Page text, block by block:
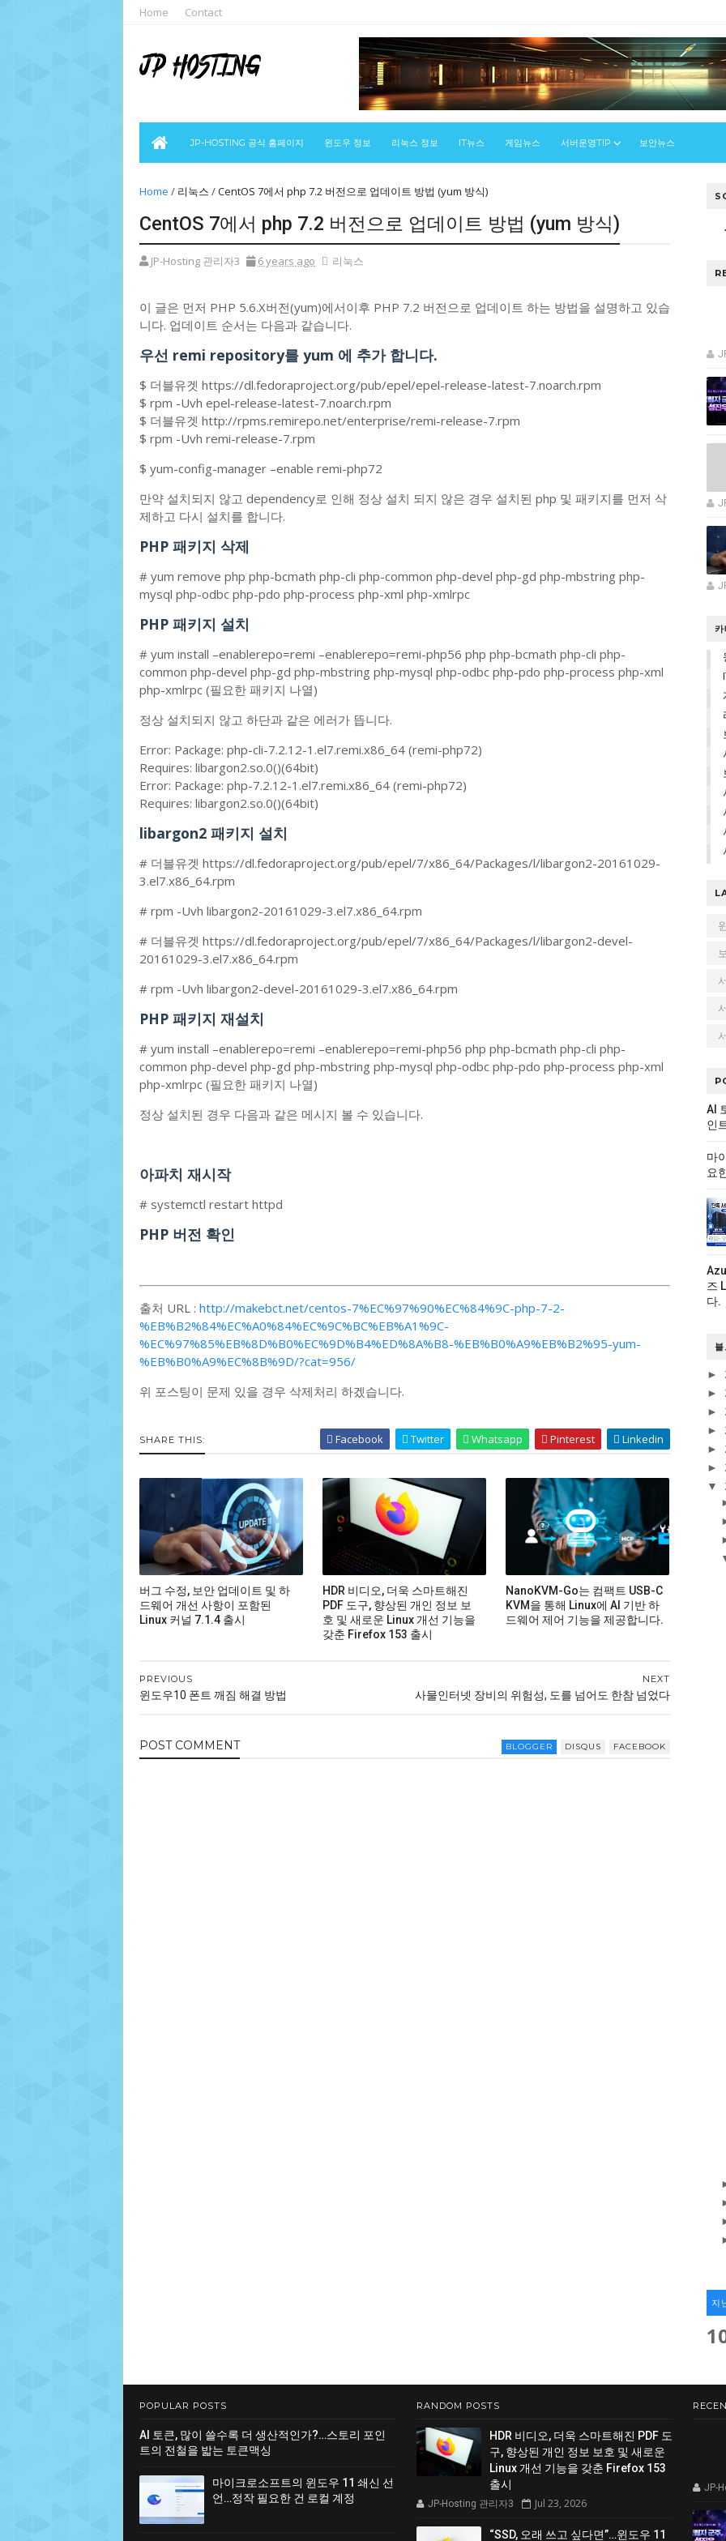
Home Contact
JP-HOSTING 공식 홈페이지 윈도우 정보 리눅스 정보 IT뉴스 게임뉴스 서버운영TIP 보안뉴스
Home / 리눅스 /CentOS 7에서 php 7.2 버전으로 업데이트 방법 (yum 방식)
CentOS 7에서 php 7.2 버전으로 업데이트 방법 (yum 방식)
JP-Hosting 관리자3 6 years ago 리눅스
이 글은 먼저 PHP 5.6.X버전(yum)에서이후 PHP 7.2 버전으로 업데이트 하는 방법을 설명하고 있습
니다. 업데이트 순서는 다음과 같습니다.
우선 remi repository를 yum 에 추가 합니다.
$ 더블유겟 https://dl.fedoraproject.org/pub/epel/epel-release-latest-7.noarch.rpm
$ rpm -Uvh epel-release-latest-7.noarch.rpm
$ 더블유겟 http://rpms.remirepo.net/enterprise/remi-release-7.rpm
$ rpm -Uvh remi-release-7.rpm
$ yum-config-manager –enable remi-php72
만약 설치되지 않고 dependency로 인해 정상 설치 되지 않은 경우 설치된 php 및 패키지를 먼저 삭
제하고 다시 설치를 합니다.
PHP 패키지 삭제
# yum remove php php-bcmath php-cli php-common php-devel php-gd php-mbstring php-
mysql php-odbc php-pdo php-process php-xml php-xmlrpc
PHP 패키지 설치
# yum install –enablerepo=remi –enablerepo=remi-php56 php php-bcmath php-cli php-
common php-devel php-gd php-mbstring php-mysql php-odbc php-pdo php-process php-xml
php-xmlrpc (필요한 패키지 나열)
정상 설치되지 않고 하단과 같은 에러가 뜹니다.
Error: Package: php-cli-7.2.12-1.el7.remi.x86_64 (remi-php72)
Requires: libargon2.so.0()(64bit)
Error: Package: php-7.2.12-1.el7.remi.x86_64 (remi-php72)
Requires: libargon2.so.0()(64bit)
libargon2 패키지 설치
# 더블유겟 https://dl.fedoraproject.org/pub/epel/7/x86_64/Packages/l/libargon2-20161029-
3.el7.x86_64.rpm
# rpm -Uvh libargon2-20161029-3.el7.x86_64.rpm
# 더블유겟 https://dl.fedoraproject.org/pub/epel/7/x86_64/Packages/l/libargon2-devel-
20161029-3.el7.x86_64.rpm
# rpm -Uvh libargon2-devel-20161029-3.el7.x86_64.rpm
PHP 패키지 재설치
# yum install –enablerepo=remi –enablerepo=remi-php56 php php-bcmath php-cli php-
common php-devel php-gd php-mbstring php-mysql php-odbc php-pdo php-process php-xml
php-xmlrpc (필요한 패키지 나열)
정상 설치된 경우 다음과 같은 메시지 볼 수 있습니다.
아파치 재시작
# systemctl restart httpd
PHP 버전 확인
출처 URL : http://makebct.net/centos-7%EC%97%90%EC%84%9C-php-7-2-
%EB%B2%84%EC%A0%84%EC%9C%BC%EB%A1%9C-
%EC%97%85%EB%8D%B0%EC%9D%B4%ED%8A%B8-%EB%B0%A9%EB%B2%95-yum-
%EB%B0%A9%EC%8B%9D/?cat=956/
위 포스팅이 문제 있을 경우 삭제처리 하겠습니다.
SHARE THIS: Facebook Twitter Whatsapp Pinterest Linkedin
버그 수정, 보안 업데이트 및 하
드웨어 개선 사항이 포함된
Linux 커널 7.1.4 출시
HDR 비디오, 더욱 스마트해진
PDF 도구, 향상된 개인 정보 보
호 및 새로운 Linux 개선 기능을
갖춘 Firefox 153 출시
NanoKVM-Go는 컴팩트 USB-C
KVM을 통해 Linux에 AI 기반 하
드웨어 제어 기능을 제공합니다.
NEXT
사물인터넷 장비의 위험성, 도를 넘어도 한참 넘었다
PREVIOUS
윈도우10 폰트 깨짐 해결 방법
POST COMMENT BLOGGER DISQUS FACEBOOK
AI
인
마
요
즈
다.
►
►
►
►
►
►
▼
지
POPULAR POSTS
AI 토큰, 많이 쓸수록 더 생산적인가?…스토리 포인
트의 전철을 밟는 토큰맥싱
마이크로소프트의 윈도우 11 쇄신 선
언…정작 필요한 건 로컬 계정
RANDOM POSTS
HDR 비디오, 더욱 스마트해진 PDF 도
구, 향상된 개인 정보 보호 및 새로운
Linux 개선 기능을 갖춘 Firefox 153
출시
JP-Hosting 관리자3 Jul 23, 2026
“SSD, 오래 쓰고 싶다면”…윈도우 11
JP-